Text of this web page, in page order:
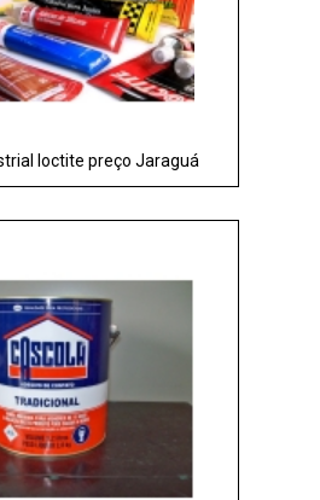
loctite preço Jaraguá